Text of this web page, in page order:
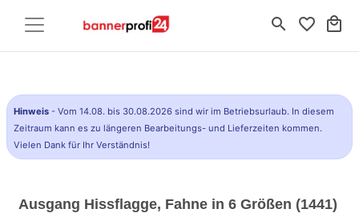
search favorite_border local_mall
Hinweis - Vom 14.08. bis 30.08.2026 sind wir im Betriebsurlaub. In diesem
Zeitraum kann es zu längeren Bearbeitungs- und Lieferzeiten kommen.
Vielen Dank für Ihr Verständnis!
Ausgang Hissflagge, Fahne in 6 Größen (1441)